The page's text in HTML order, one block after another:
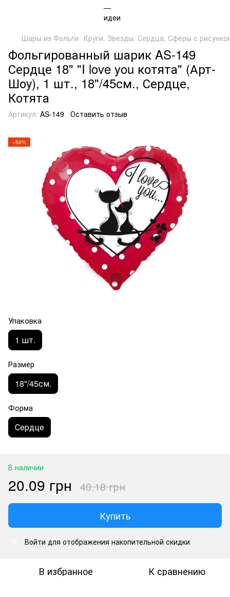
Шары из Фольги Круги, Звезды, Сердца, Сферы с
Фольгированный шарик AS-149
Сердце 18" "I love you котята" (Арт-
Шоу), 1 шт., 18"/45см., Сердце,
Котята
Артикул: AS-149 Оставить отзыв
−50%
Упаковка
1 шт.
Размер
18"/45см.
Форма
Сердце
В наличии
20.09 грн 40.18 грн
Купить
Войти для отображения накопительной скидки
В избранное К сравнению